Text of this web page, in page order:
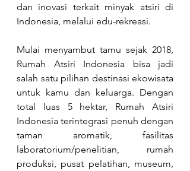
dan inovasi terkait minyak atsiri di
Indonesia, melalui edu-rekreasi.
Mulai menyambut tamu sejak 2018,
Rumah Atsiri Indonesia bisa jadi
salah satu pilihan destinasi ekowisata
untuk kamu dan keluarga. Dengan
total luas 5 hektar, Rumah Atsiri
Indonesia terintegrasi penuh dengan
taman aromatik, fasilitas
laboratorium/penelitian, rumah
produksi, pusat pelatihan, museum,